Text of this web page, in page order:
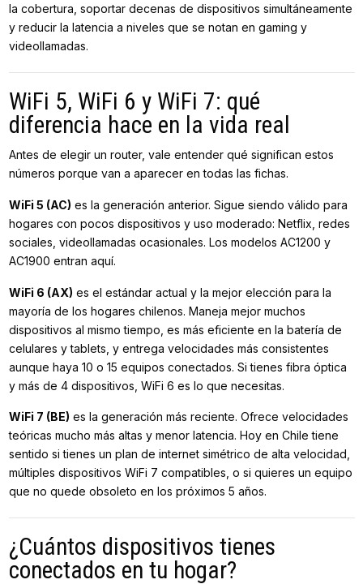
la cobertura, soportar decenas de dispositivos simultáneamente
y reducir la latencia a niveles que se notan en gaming y
videollamadas.
WiFi 5, WiFi 6 y WiFi 7: qué
diferencia hace en la vida real
Antes de elegir un router, vale entender qué significan estos
números porque van a aparecer en todas las fichas.
WiFi 5 (AC) es la generación anterior. Sigue siendo válido para
hogares con pocos dispositivos y uso moderado: Netflix, redes
sociales, videollamadas ocasionales. Los modelos AC1200 y
AC1900 entran aquí.
WiFi 6 (AX) es el estándar actual y la mejor elección para la
mayoría de los hogares chilenos. Maneja mejor muchos
dispositivos al mismo tiempo, es más eficiente en la batería de
celulares y tablets, y entrega velocidades más consistentes
aunque haya 10 o 15 equipos conectados. Si tienes fibra óptica
y más de 4 dispositivos, WiFi 6 es lo que necesitas.
WiFi 7 (BE) es la generación más reciente. Ofrece velocidades
teóricas mucho más altas y menor latencia. Hoy en Chile tiene
sentido si tienes un plan de internet simétrico de alta velocidad,
múltiples dispositivos WiFi 7 compatibles, o si quieres un equipo
que no quede obsoleto en los próximos 5 años.
¿Cuántos dispositivos tienes
conectados en tu hogar?